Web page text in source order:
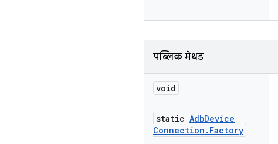
पब्लिक मेथड
void
static AdbDevice
Connection . Factory